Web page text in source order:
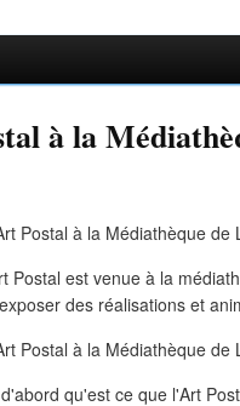
à la
Postal est venue à la
des réalisations et
qu'est ce que l'Art